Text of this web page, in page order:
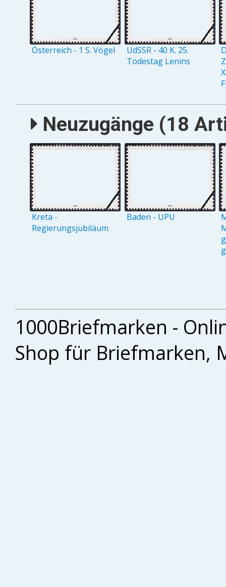
Österreich - 1 S. Vögel
UdSSR - 40 K. 25.
Todestag Lenins
Neuzugänge (18
Kreta -
Regierungsjubiläum
Baden - UPU
1000Briefmarken -
Shop für Briefmarken,